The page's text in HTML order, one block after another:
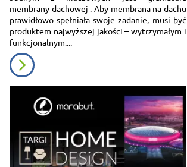
membrany dachowej . Aby membrana na dachu
prawidłowo spełniała swoje zadanie, musi być
produktem najwyższej jakości – wytrzymałym i
funkcjonalnym....